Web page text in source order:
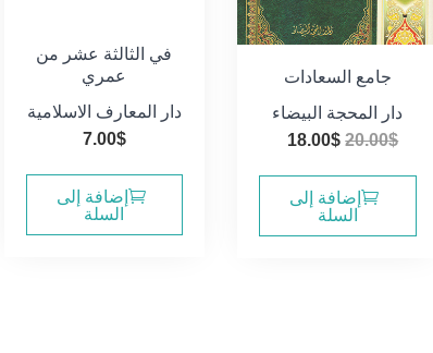
جامع السعادات
دار المحجة البيضاء
20.00$
السعر
هو:
20.00$.
18.00$
إضافة إلى
السلة
في الثالثة عشر من
عمري
دار المعارف الاسلامية
7.00$
إضافة إلى
السلة